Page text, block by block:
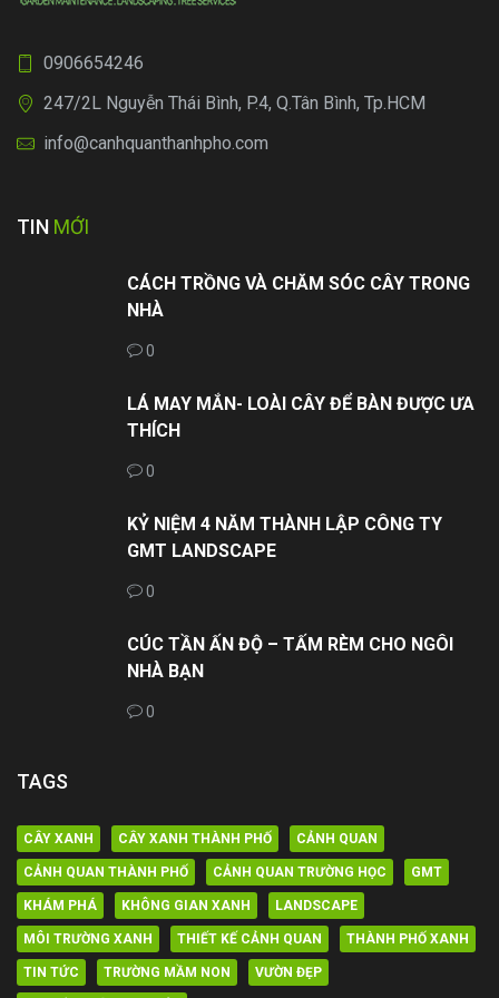
0906654246
247/2L Nguyễn Thái Bình, P.4, Q.Tân Bình, Tp.HCM
info@canhquanthanhpho.com
TIN MỚI
CÁCH TRỒNG VÀ CHĂM SÓC CÂY TRONG
NHÀ
0
LÁ MAY MẮN- LOÀI CÂY ĐỂ BÀN ĐƯỢC ƯA
THÍCH
0
KỶ NIỆM 4 NĂM THÀNH LẬP CÔNG TY
GMT LANDSCAPE
0
CÚC TẦN ẤN ĐỘ – TẤM RÈM CHO NGÔI
NHÀ BẠN
0
TAGS
CÂY XANH CÂY XANH THÀNH PHỐ CẢNH QUAN
CẢNH QUAN THÀNH PHỐ CẢNH QUAN TRƯỜNG HỌC GMT
KHÁM PHÁ KHÔNG GIAN XANH LANDSCAPE
MÔI TRƯỜNG XANH THIẾT KẾ CẢNH QUAN THÀNH PHỐ XANH
TIN TỨC TRƯỜNG MẦM NON VƯỜN ĐẸP